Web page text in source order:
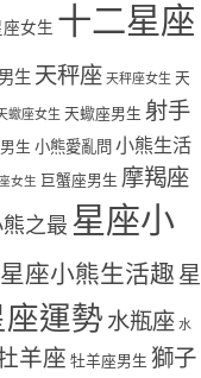
女生 十二星座
生 天秤座 天秤座女生 天
蠍座女生 天蠍座男生 射手
生 小熊愛亂問 小熊生活
女生 巨蟹座男生 摩羯座
之最 星座小
星座小熊生活趣 星
座運勢 水瓶座 水
羊座 牡羊座男生 獅子